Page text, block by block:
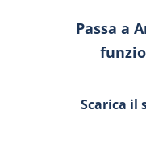
Passa a
Scarica il